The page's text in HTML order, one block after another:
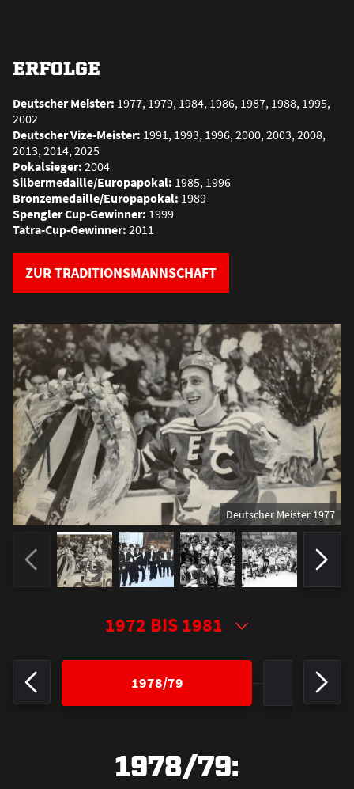
ERFOLGE
Deutscher Meister: 1977, 1979, 1984, 1986, 1987, 1988, 1995,
2002
Deutscher Vize-Meister: 1991, 1993, 1996, 2000, 2003, 2008,
2013, 2014, 2025
Pokalsieger: 2004
Silbermedaille/Europapokal: 1985, 1996
Bronzemedaille/Europapokal: 1989
Spengler Cup-Gewinner: 1999
Tatra-Cup-Gewinner: 2011
ZUR TRADITIONSMANNSCHAFT
Deutscher Meister 1977
1978/79
1978/79: